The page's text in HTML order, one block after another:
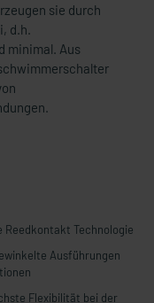
sie durch
d.h.
minimal. Aus
Technologie
Ausführungen
Flexibilität bei der